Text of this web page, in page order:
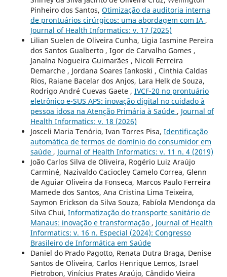
Pinheiro dos Santos, Otimização da auditoria interna
de prontuários cirúrgicos: uma abordagem com IA ,
Journal of Health Informatics: v. 17 (2025)
Lilian Suelen de Oliveira Cunha, Ligia Iasmine Pereira
dos Santos Gualberto , Igor de Carvalho Gomes ,
Janaína Nogueira Guimarães , Nicoli Ferreira
Demarche , Jordana Soares Iankoski , Cinthia Caldas
Rios, Raiane Bacelar dos Anjos, Lara Helk de Souza,
Rodrigo André Cuevas Gaete , IVCF-20 no prontuário
eletrônico e-SUS APS: inovação digital no cuidado à
pessoa idosa na Atenção Primária à Saúde , Journal of
Health Informatics: v. 18 (2026)
Josceli Maria Tenório, Ivan Torres Pisa, Identificação
automática de termos de domínio do consumidor em
saúde , Journal of Health Informatics: v. 11 n. 4 (2019)
João Carlos Silva de Oliveira, Rogério Luiz Araújo
Carminé, Nazivaldo Caciocley Camelo Correa, Glenn
de Aguiar Oliveira da Fonseca, Marcos Paulo Ferreira
Mamede dos Santos, Ana Cristina Lima Teixeira,
Saymon Erickson da Silva Souza, Fabíola Mendonça da
Silva Chui, Informatização do transporte sanitário de
Manaus: inovação e transformação , Journal of Health
Informatics: v. 16 n. Especial (2024): Congresso
Brasileiro de Informática em Saúde
Daniel do Prado Pagotto, Renata Dutra Braga, Denise
Santos de Oliveira, Carlos Henrique Lemos, Israel
Pietrobon, Vinícius Prates Araújo, Cândido Vieira